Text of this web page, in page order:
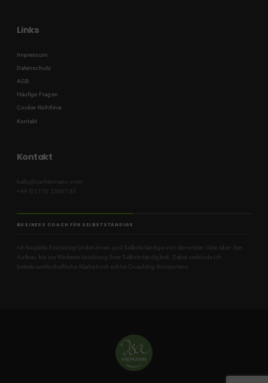
Links
Impressum
Datenschutz
AGB
Häufige Fragen
Cookie-Richtlinie
Kontakt
Kontakt
hallo@isa-hiemann.com
+49 (0) 170 2360733
BUSINESS COACH FÜR SELBSTSTÄNDIGE
Ich begleite Existenzgründer:innen und Selbstständige von der ersten Idee über den
Aufbau bis zur Weiterentwicklung ihrer Selbstständigkeit. Dabei verbinde ich
betriebswirtschaftliche Klarheit mit echter Coaching-Kompetenz.